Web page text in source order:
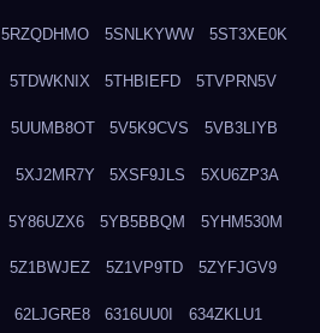
5RZQDHMO 5SNLKYWW 5ST3XE0K
5TDWKNIX 5THBIEFD 5TVPRN5V
5UUMB8OT 5V5K9CVS 5VB3LIYB
5XJ2MR7Y 5XSF9JLS 5XU6ZP3A
5Y86UZX6 5YB5BBQM 5YHM530M
5Z1BWJEZ 5Z1VP9TD 5ZYFJGV9
62LJGRE8 6316UU0I 634ZKLU1